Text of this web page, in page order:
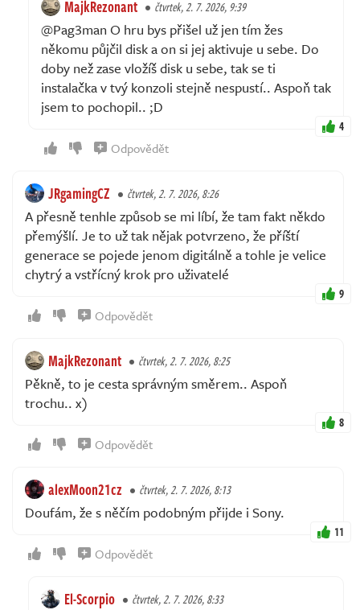
MajkRezonant čtvrtek, 2. 7. 2026, 9:39
@Pag3man O hru bys přišel už jen tím žes
někomu půjčil disk a on si jej aktivuje u sebe. Do
doby než zase vložíš disk u sebe, tak se ti
instalačka v tvý konzoli stejně nespustí.. Aspoň tak
jsem to pochopil.. ;D
4
Odpovědět
JRgamingCZ čtvrtek, 2. 7. 2026, 8:26
A přesně tenhle způsob se mi líbí, že tam fakt někdo
přemýšlí. Je to už tak nějak potvrzeno, že příští
generace se pojede jenom digitálně a tohle je velice
chytrý a vstřícný krok pro uživatelé
9
Odpovědět
MajkRezonant čtvrtek, 2. 7. 2026, 8:25
Pěkně, to je cesta správným směrem.. Aspoň
trochu.. x)
8
Odpovědět
alexMoon21cz čtvrtek, 2. 7. 2026, 8:13
Doufám, že s něčím podobným přijde i Sony.
11
Odpovědět
El-Scorpio čtvrtek, 2. 7. 2026, 8:33